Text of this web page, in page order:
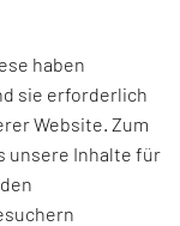
haben
sie erforderlich
Website. Zum
unsere Inhalte für